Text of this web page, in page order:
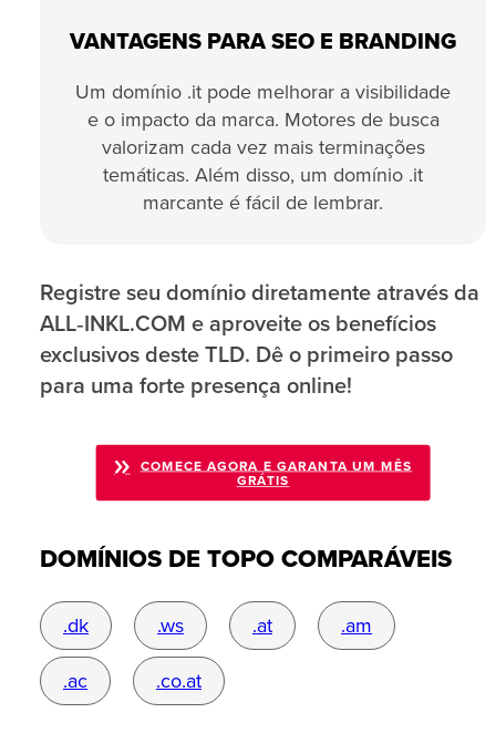
VANTAGENS PARA SEO E BRANDING
Um domínio .it pode melhorar a visibilidade
e o impacto da marca. Motores de busca
valorizam cada vez mais terminações
temáticas. Além disso, um domínio .it
marcante é fácil de lembrar.
Registre seu domínio diretamente através da
ALL‑INKL.COM e aproveite os benefícios
exclusivos deste TLD. Dê o primeiro passo
para uma forte presença online!
COMECE AGORA E GARANTA UM MÊS
GRÁTIS
DOMÍNIOS DE TOPO COMPARÁVEIS
.dk .ws .at .am
.ac .co.at